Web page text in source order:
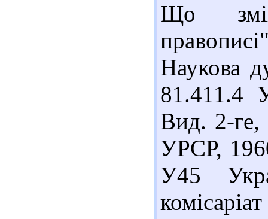
Що
Наукова
81.411.4
Вид. 2-
УРСР,
У45